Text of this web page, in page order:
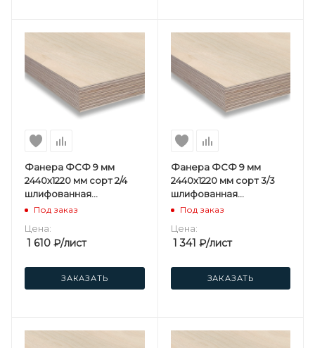
Фанера ФСФ 9 мм
2440х1220 мм сорт 2/4
шлифованная
березовая
Под заказ
Цена:
1 610 ₽/лист
ЗАКАЗАТЬ
Фанера ФСФ 9 мм
2440х1220 мм сорт 3/3
шлифованная
березовая
Под заказ
Цена:
1 341 ₽/лист
ЗАКАЗАТЬ